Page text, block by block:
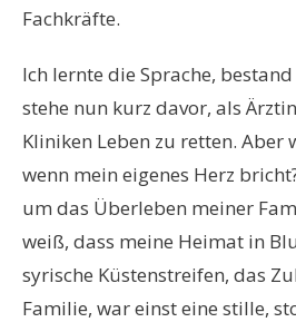
Fachkräfte.
Ich lernte die Sprache,
stehe nun kurz davor, als
Kliniken Leben zu retten. Aber
wenn mein eigenes Herz
um das Überleben meiner
weiß, dass meine Heimat in
syrische Küstenstreifen, das
Familie, war einst eine stille,